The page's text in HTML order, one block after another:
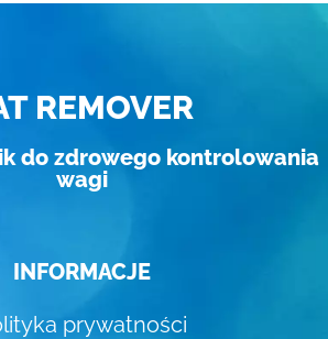
REMOVER
do zdrowego kontrolowania
wagi
INFORMACJE
prywatności